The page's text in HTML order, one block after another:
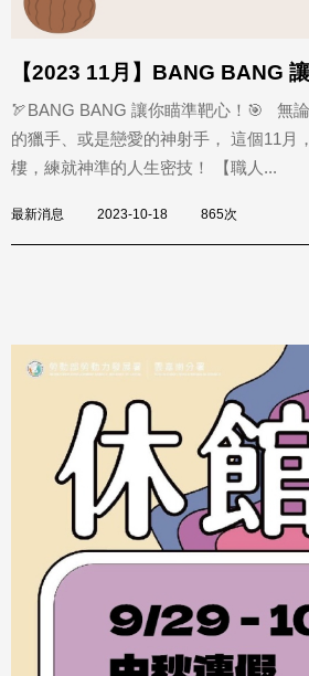
【2023 11月】BANG BANG
🏹BANG BANG 讓你瞄準靶心！🎯 無
的獵手、或是戀愛的神射手， 這個11月
樓，練就神準的人生密技！ 【職人...
最新消息 2023-10-18 865次